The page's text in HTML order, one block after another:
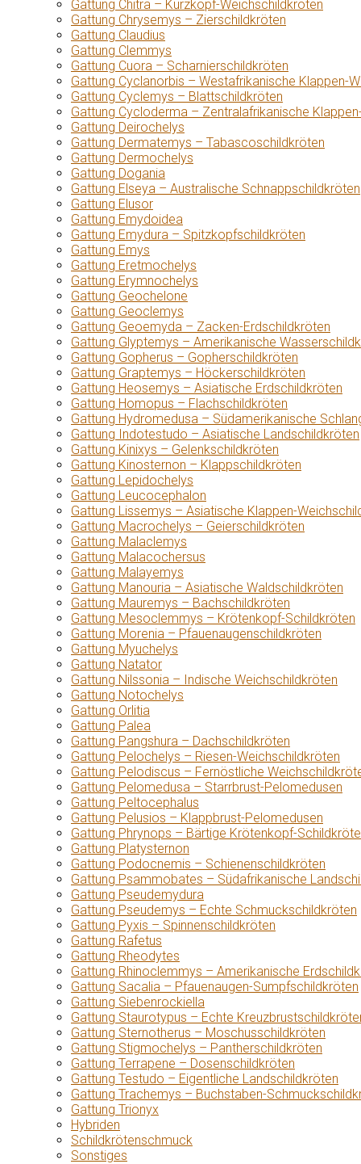
Gattung Chitra – Kurzkopf-Weichschildkröten
Gattung Chrysemys – Zierschildkröten
Gattung Claudius
Gattung Clemmys
Gattung Cuora – Scharnierschildkröten
Gattung Cyclanorbis – Westafrikanische Klappen-
Gattung Cyclemys – Blattschildkröten
Gattung Cycloderma – Zentralafrikanische
Gattung Deirochelys
Gattung Dermatemys – Tabascoschildkröten
Gattung Dermochelys
Gattung Dogania
Gattung Elseya – Australische Schnappschildkröten
Gattung Elusor
Gattung Emydoidea
Gattung Emydura – Spitzkopfschildkröten
Gattung Emys
Gattung Eretmochelys
Gattung Erymnochelys
Gattung Geochelone
Gattung Geoclemys
Gattung Geoemyda – Zacken-Erdschildkröten
Gattung Glyptemys – Amerikanische
Gattung Gopherus – Gopherschildkröten
Gattung Graptemys – Höckerschildkröten
Gattung Heosemys – Asiatische Erdschildkröten
Gattung Homopus – Flachschildkröten
Gattung Hydromedusa – Südamerikanische
Gattung Indotestudo – Asiatische Landschildkröten
Gattung Kinixys – Gelenkschildkröten
Gattung Kinosternon – Klappschildkröten
Gattung Lepidochelys
Gattung Leucocephalon
Gattung Lissemys – Asiatische Klappen-
Gattung Macrochelys – Geierschildkröten
Gattung Malaclemys
Gattung Malacochersus
Gattung Malayemys
Gattung Manouria – Asiatische Waldschildkröten
Gattung Mauremys – Bachschildkröten
Gattung Mesoclemmys – Krötenkopf-Schildkröten
Gattung Morenia – Pfauenaugenschildkröten
Gattung Myuchelys
Gattung Natator
Gattung Nilssonia – Indische Weichschildkröten
Gattung Notochelys
Gattung Orlitia
Gattung Palea
Gattung Pangshura – Dachschildkröten
Gattung Pelochelys – Riesen-Weichschildkröten
Gattung Pelodiscus – Fernöstliche
Gattung Pelomedusa – Starrbrust-Pelomedusen
Gattung Peltocephalus
Gattung Pelusios – Klappbrust-Pelomedusen
Gattung Phrynops – Bärtige Krötenkopf-
Gattung Platysternon
Gattung Podocnemis – Schienenschildkröten
Gattung Psammobates – Südafrikanische
Gattung Pseudemydura
Gattung Pseudemys – Echte Schmuckschildkröten
Gattung Pyxis – Spinnenschildkröten
Gattung Rafetus
Gattung Rheodytes
Gattung Rhinoclemmys – Amerikanische
Gattung Sacalia – Pfauenaugen-Sumpfschildkröten
Gattung Siebenrockiella
Gattung Staurotypus – Echte
Gattung Sternotherus – Moschusschildkröten
Gattung Stigmochelys – Pantherschildkröten
Gattung Terrapene – Dosenschildkröten
Gattung Testudo – Eigentliche Landschildkröten
Gattung Trachemys – Buchstaben-
Gattung Trionyx
Hybriden
Schildkrötenschmuck
Sonstiges